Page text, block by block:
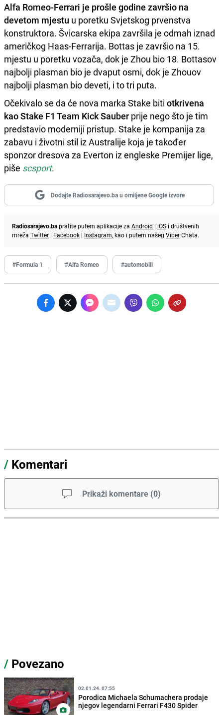
Alfa Romeo-Ferrari je prošle godine završio na
devetom mjestu u poretku Svjetskog prvenstva
konstruktora. Švicarska ekipa završila je odmah iznad
američkog Haas-Ferrarija. Bottas je završio na 15.
mjestu u poretku vozača, dok je Zhou bio 18. Bottasov
najbolji plasman bio je dvaput osmi, dok je Zhouov
najbolji plasman bio deveti, i to tri puta.
Očekivalo se da će nova marka Stake biti otkrivena
kao Stake F1 Team Kick Sauber prije nego što je tim
predstavio moderniji pristup. Stake je kompanija za
zabavu i životni stil iz Australije koja je također
sponzor dresova za Everton iz engleske Premijer lige,
piše scsport.
Dodajte Radiosarajevo.ba u omiljene Google izvore
Radiosarajevo.bapratite putem aplikacije za Android | iOS i društvenih
mreža Twitter | Facebook | Instagram, kao i putem našeg ViberChata.
#Formula 1 #Alfa Romeo #automobili
/ Komentari
Prikaži komentare (0)
/ Povezano
02.01.24. 07:55
Porodica Michaela Schumachera prodaje
njegov legendarni Ferrari F430 Spider